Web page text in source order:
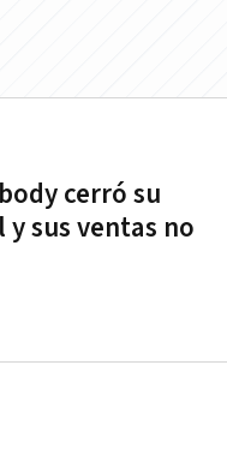
cerró su
sus ventas no